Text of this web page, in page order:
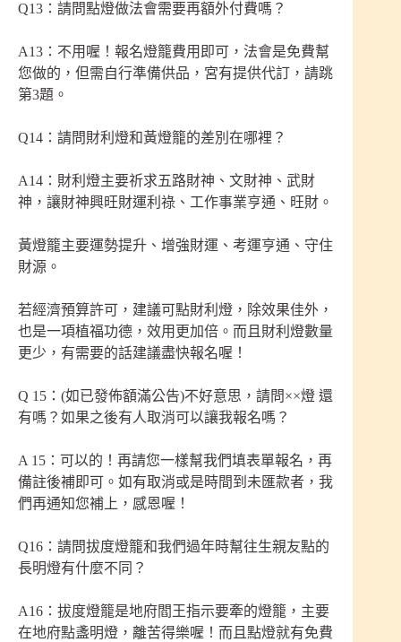
Q13：請問點燈做法會需要再額外付費嗎？
A13：不用喔！報名燈籠費用即可，法會是免費幫
您做的，但需自行準備供品，宮有提供代訂，請跳
第3題。
Q14：請問財利燈和黃燈籠的差別在哪裡？
A14：財利燈主要祈求五路財神、文財神、武財
神，讓財神興旺財運利祿、工作事業亨通、旺財。
黃燈籠主要運勢提升、增強財運、考運亨通、守住
財源。
若經濟預算許可，建議可點財利燈，除效果佳外，
也是一項植福功德，效用更加倍。而且財利燈數量
更少，有需要的話建議盡快報名喔！
Q 15：(如已發佈額滿公告)不好意思，請問××燈 還
有嗎？如果之後有人取消可以讓我報名嗎？
A 15：可以的！再請您一樣幫我們填表單報名，再
備註後補即可。如有取消或是時間到未匯款者，我
們再通知您補上，感恩喔！
Q16：請問拔度燈籠和我們過年時幫往生親友點的
長明燈有什麼不同？
A16：拔度燈籠是地府閻王指示要牽的燈籠，主要
在地府點盞明燈，離苦得樂喔！而且點燈就有免費